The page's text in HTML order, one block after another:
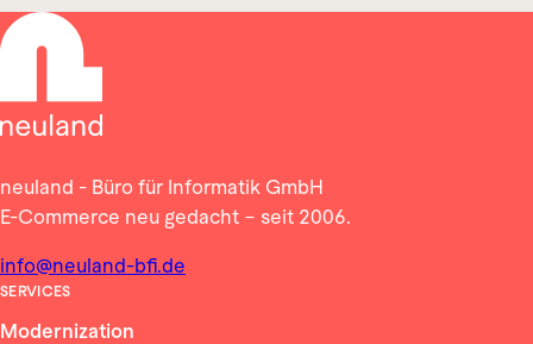
neuland - Büro für Informatik GmbH
E-Commerce neu gedacht – seit 2006.
info@neuland-bfi.de
SERVICES
Modernization